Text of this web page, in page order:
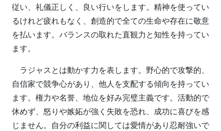
従い、礼儀正しく、良い行いをします。精神を使ってい
るけれど疲れもなく、創造的で全ての生命や存在に敬意
を払います。バランスの取れた直観力と知性を持ってい
ます。
ラジャスとは動かす力を表します。野心的で攻撃的、
自信家で競争心があり、他人を支配する傾向を持ってい
ます。権力や名誉、地位を好み完璧主義です。活動的で
休めず、怒りや嫉妬が強く失敗を恐れ、成功に喜びを感
じません。自分の利益に関しては愛情があり忍耐強いで